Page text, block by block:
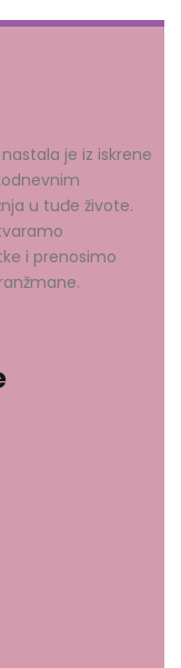
je iz iskrene
u tuđe živote.
i prenosimo